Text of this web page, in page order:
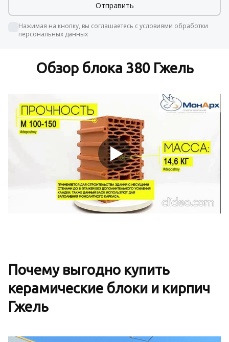
Нажимая на кнопку, вы соглашаетесь с условиями обработки
персональных данных
Обзор блока 380 Гжель
Почему выгодно купить
керамические блоки и кирпич
Гжель